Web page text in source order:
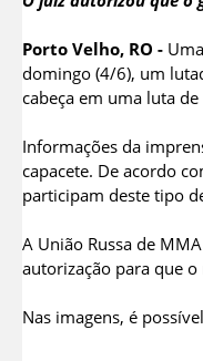
Porto Velho, RO -
domingo (4/6), um
cabeça em uma luta
Informações da
capacete. De acordo
participam deste tipo
A União Russa de
autorização para que o
Nas imagens, é